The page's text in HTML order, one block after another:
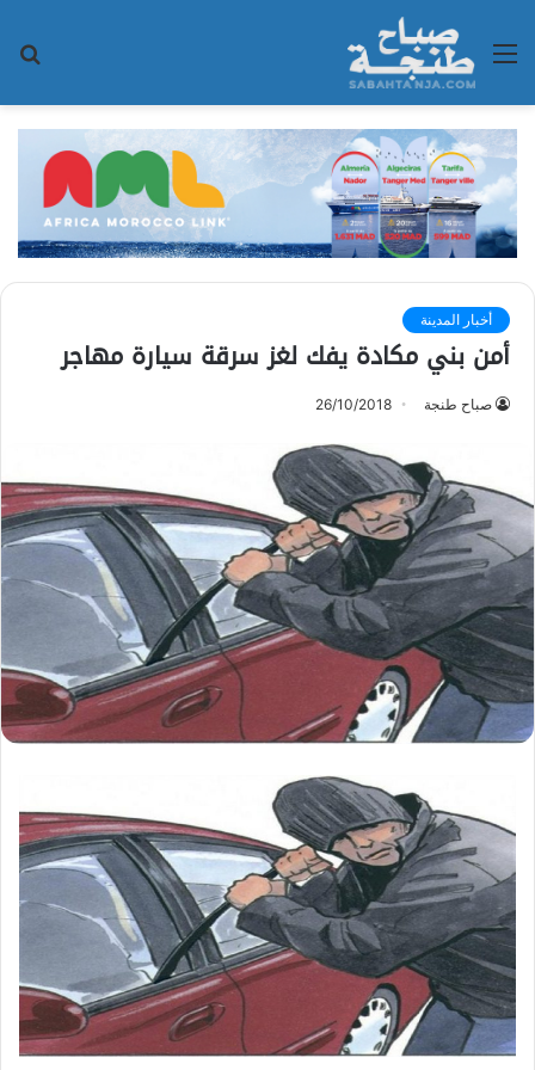
القائمة
أخبار المدينة
أمن بني مكادة يفك لغز سرقة سيارة مهاجر
صباح طنجة 26/10/2018